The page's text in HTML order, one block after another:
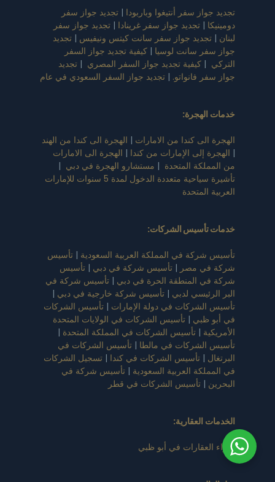
تجديد جواز سفر أنتيغوا وباربودا | تجديد جواز سفر
دومينيكا | تجديد جواز سفر غرينادا | تجديد جواز سفر
لبنان | تجديد جواز سفر سانت كيتس ونيفيس | تجديد
جواز سفر سانت لوسيا | كيفية تجديد جواز السفر
التركي | كيفية تجديد جواز السفر المصري | تجديد
جواز سفر فانواتو. | تجديد جواز السفر السعودي في عام
خدمات الهجرة:
الهجرة الى كندا من الامارات | الهجرة الى كندا من الهند
| الهجرة إلى الإمارات من كندا | الهجرة الى الامارات
من المملكة المتحدة | مستشارو الهجرة في دبي |
تأشيرة سياحية متعددة الدخول لمدة 5 سنوات للإمارات
العربية المتحدة
خدمات تأسيس الشركات:
تأسيس شركة في المملكة العربية السعودية | تأسيس
شركة في مصر | تأسيس شركة في دبي | تأسيس
شركة في المنطقة الحرة في دبي | تأسيس شركة في
البر الرئيسي لدبي | تأسيس شركة خارجية في دبي |
تأسيس الشركات في دولة الإمارات | تأسيس الشركات
في أبو ظبي | تأسيس الشركات في الولايات المتحدة
الأمريكية | تأسيس الشركات في المملكة المتحدة |
تأسيس الشركات في مالطا | تأسيس الشركات في
البرتغال | تأسيس الشركات في كندا | تسجيل الشركات
في المملكة العربية السعودية | تأسيس شركة في
البحرين | تأسيس الشركات في قطر
الخدمات العقارية:
شراء العقارات في أبو ظبي